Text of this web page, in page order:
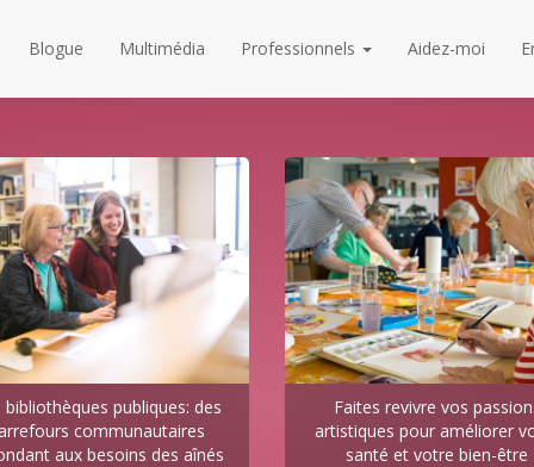
Blogue Multimédia Professionnels Aidez-moi
bibliothèques publiques: des
communautaires
aux besoins des aînés
Faites revivre vos
artistiques pour améliorer
santé et votre bien-être